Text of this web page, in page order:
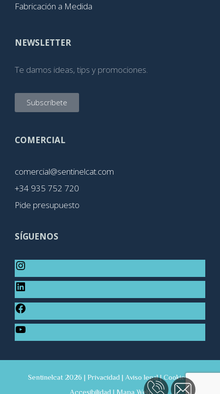
Fabricación a Medida
NEWSLETTER
Te damos ideas, tips y promociones.
Subscríbete
COMERCIAL
comercial@sentinelcat.com
+34 935 752 720
Pide presupuesto
SÍGUENOS
Sentinelcat 2026 | Privacidad | Aviso legal|Cookies|
Accesibilidad | Mapa Web